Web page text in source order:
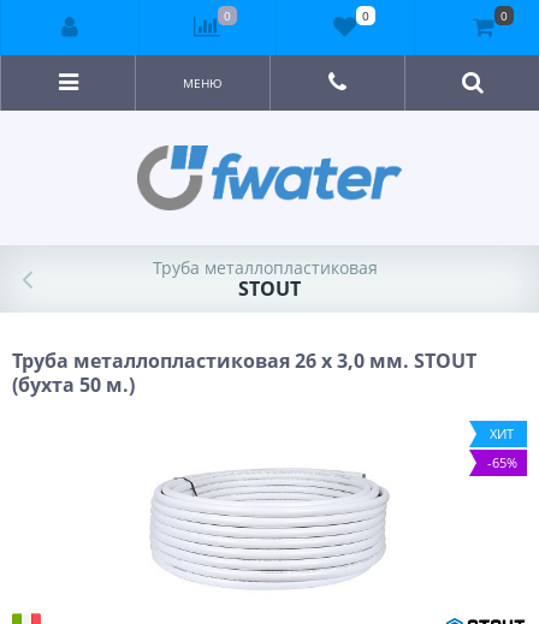
МЕНЮ
Труба металлопластиковая
STOUT
Труба металлопластиковая 26 х 3,0 мм. STOUT
(бухта 50 м.)
ХИТ
-65%
0 0 0